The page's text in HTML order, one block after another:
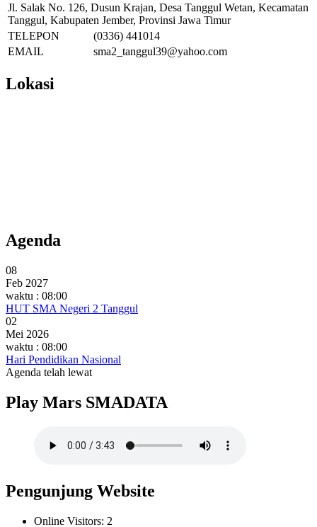
Jl. Salak No. 126, Dusun Krajan, Desa Tanggul Wetan, Kecamatan
Tanggul, Kabupaten Jember, Provinsi Jawa Timur
TELEPON
(0336) 441014
EMAIL
sma2_tanggul39@yahoo.com
Lokasi
Agenda
08
Feb 2027
waktu : 08:00
HUT SMA Negeri 2 Tanggul
02
Mei 2026
waktu : 08:00
Hari Pendidikan Nasional
Agenda telah lewat
Play Mars SMADATA
Pengunjung Website
Online Visitors: 2